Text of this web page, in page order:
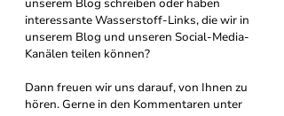
unserem Blog schreiben oder haben
interessante Wasserstoff-Links, die wir in
unserem Blog und unseren Social-Media-
Kanälen teilen können?
Dann freuen wir uns darauf, von Ihnen zu
hören. Gerne in den Kommentaren unter